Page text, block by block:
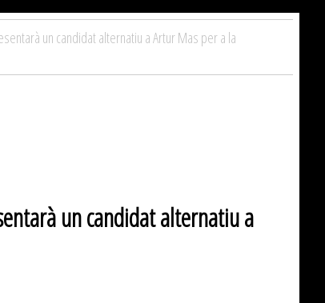
un candidat alternatiu a Artur Mas per a la
un candidat alternatiu a